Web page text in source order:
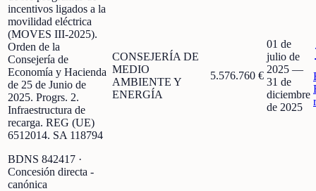
incentivos ligados a la
movilidad eléctrica
(MOVES III-2025).
Orden de la
Consejería de
Economía y Hacienda
de 25 de Junio de
2025. Progrs. 2.
Infraestructura de
recarga. REG (UE)
6512014. SA 118794
BDNS 842417 ·
Concesión directa -
canónica
CONSEJERÍA DE
MEDIO
AMBIENTE Y
ENERGÍA
5.576.760 €
01 de
julio de
2025 —
31 de
diciembre
de 2025